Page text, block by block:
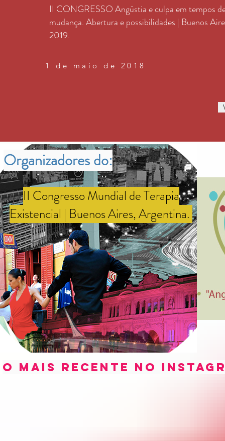
II CONGRESSO Angústia e culpa em tempos
mudança. Abertura e possibilidades | Buenos
2019.
1 de maio de 2018
II Congresso Mundial de Terapia
Existencial | Buenos Aires, Argentina.
Organizadores do:
O mais recente no